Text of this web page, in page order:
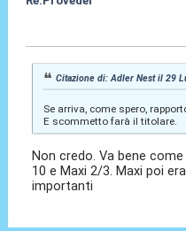
Citazione di: Adler Nest il 29
Se arriva, come spero,
E scommetto farà il titolare.
Non credo. Va bene
10 e Maxi 2/3. Maxi poi
importanti